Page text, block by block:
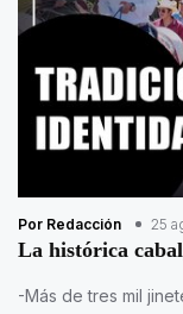
Por Redacción 25
La histórica
-Más de tres mil